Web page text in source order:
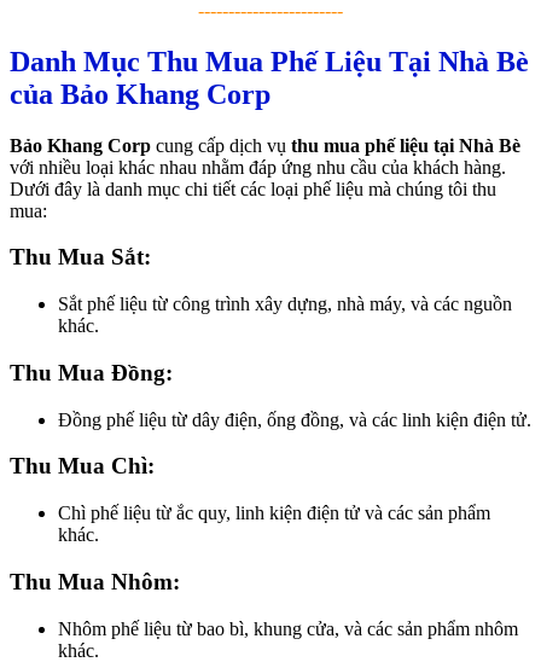
------------------------
Danh Mục Thu Mua Phế Liệu Tại Nhà Bè
của Bảo Khang Corp
Bảo Khang Corp cung cấp dịch vụ thu mua phế liệu tại Nhà Bè
với nhiều loại khác nhau nhằm đáp ứng nhu cầu của khách hàng.
Dưới đây là danh mục chi tiết các loại phế liệu mà chúng tôi thu
mua:
Thu Mua Sắt:
Sắt phế liệu từ công trình xây dựng, nhà máy, và các nguồn
khác.
Thu Mua Đồng:
Đồng phế liệu từ dây điện, ống đồng, và các linh kiện điện tử.
Thu Mua Chì:
Chì phế liệu từ ắc quy, linh kiện điện tử và các sản phẩm
khác.
Thu Mua Nhôm:
Nhôm phế liệu từ bao bì, khung cửa, và các sản phẩm nhôm
khác.